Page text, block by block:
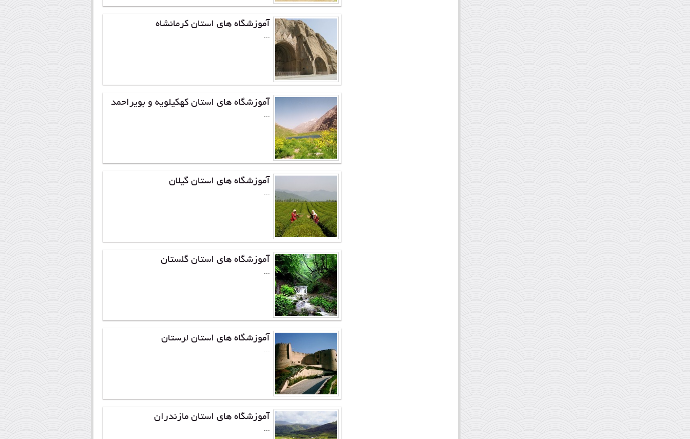
آموزشگاه های استان کرمانشاه
...
آموزشگاه های استان کهکیلویه و بویراحمد
...
آموزشگاه های استان گیلان
...
آموزشگاه های استان گلستان
...
آموزشگاه های استان لرستان
...
آموزشگاه های استان مازندران
...